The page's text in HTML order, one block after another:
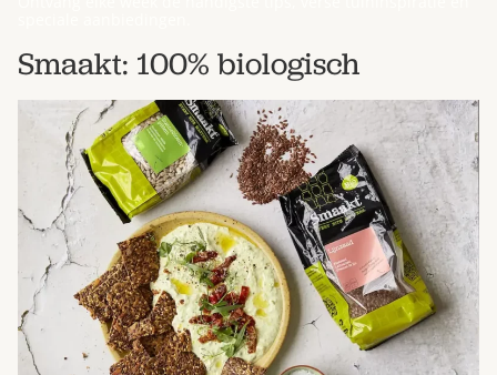
Smaakt: 100% biologisch